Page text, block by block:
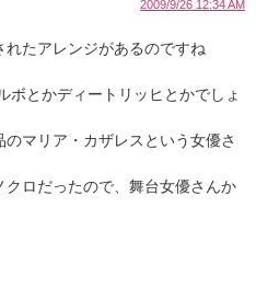
2009/9/26 12:34 AM
たアレンジがあるのですね
ボとかディートリッヒとかでしょ
マリア・カザレスという女優さ
ロだったので、舞台女優さんか